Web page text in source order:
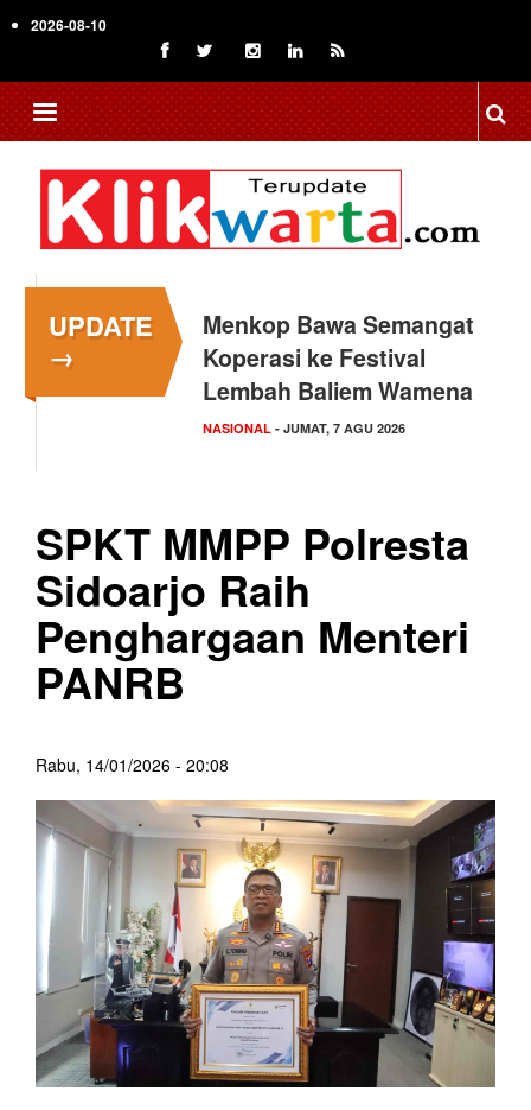
to
content
2026-08-10
UPDATE
→
Tingkatkan Daya Saing
Indonesia, BRIN Fokus
Kembangkan Teknologi…
NASIONAL - JUMAT, 7 AGU 2026
SPKT MMPP Polresta
Sidoarjo Raih
Penghargaan Menteri
PANRB
Rabu, 14/01/2026 - 20:08